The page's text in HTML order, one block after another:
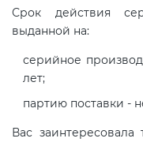
Срок действия
выданной на:
серийное
лет;
партию поставки -
Вас